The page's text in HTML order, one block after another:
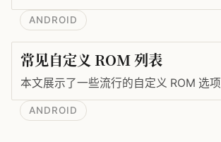
ANDROID
常见自定义 ROM 列表
本文展示了一些流行的自定义 ROM 选项
ANDROID